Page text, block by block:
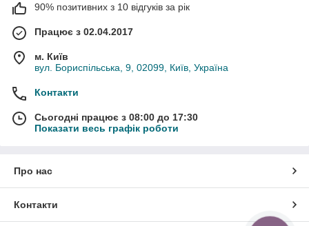
90% позитивних з 10 відгуків за рік
Працює з 02.04.2017
м. Київ
вул. Бориспільська, 9, 02099, Київ, Україна
Контакти
Сьогодні працює з 08:00 до 17:30
Показати весь графік роботи
Про нас
Контакти